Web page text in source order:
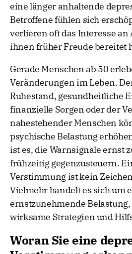
eine länger anhaltende
Betroffene fühlen sich
verlieren oft das Interesse
ihnen früher Freude bereitet
Gerade Menschen ab 50
Veränderungen im Leben.
Ruhestand, gesundheitliche
finanzielle Sorgen oder der
nahestehender Menschen
psychische Belastung
ist es, die Warnsignale ernst
frühzeitig gegenzusteuern.
Verstimmung ist kein
Vielmehr handelt es sich um
ernstzunehmende Belastung,
wirksame Strategien und
Woran Sie eine